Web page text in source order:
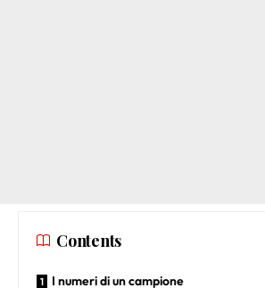
Contents
I numeri di un campione